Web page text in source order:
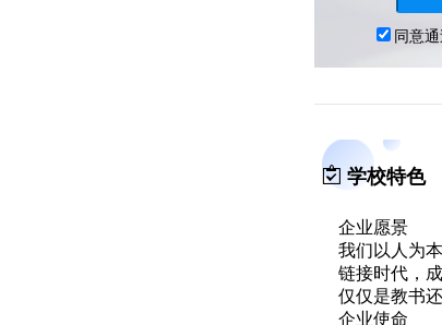
学校特色
企业愿景
我们以人为
链接时代，
仅仅是教书还
企业使命